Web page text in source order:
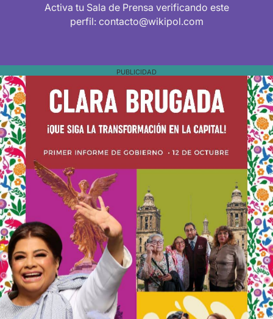
Activa tu Sala de Prensa verificando este
perfil: contacto@wikipol.com
PUBLICIDAD